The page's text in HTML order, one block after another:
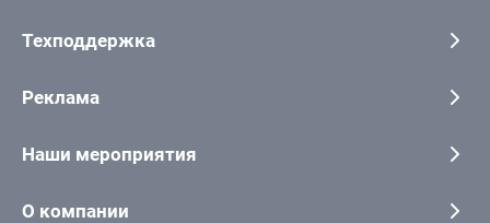
Техподдержка
Реклама
Наши мероприятия
О компании